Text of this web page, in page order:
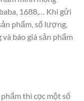
1688,… Khi gửi
phẩm, số lượng,
báo giá sản phẩm
thì cọc một số